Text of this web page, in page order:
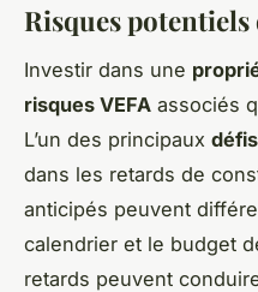
Risques potentiels
Investir dans une
risques VEFA associés
L’un des principaux
dans les retards de
anticipés peuvent
calendrier et le budget
retards peuvent